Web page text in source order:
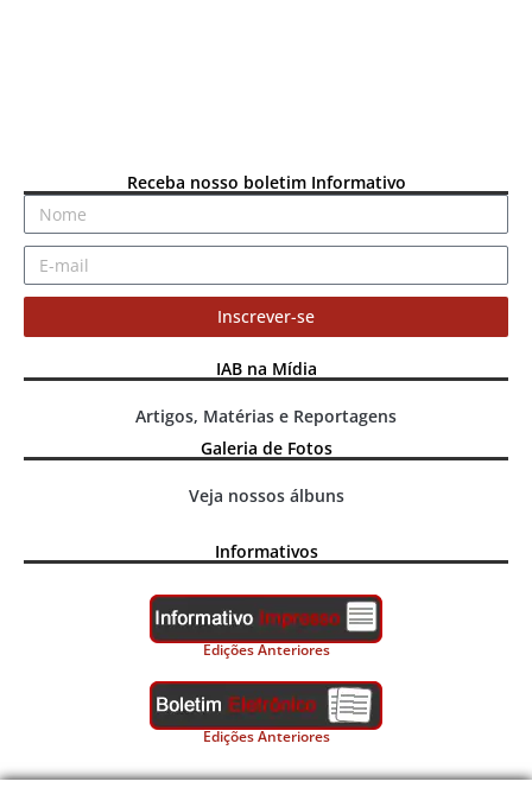
Receba nosso boletim Informativo
Inscrever-se
IAB na Mídia
Artigos, Matérias e Reportagens
Galeria de Fotos
Veja nossos álbuns
Informativos
Edições Anteriores
Edições Anteriores